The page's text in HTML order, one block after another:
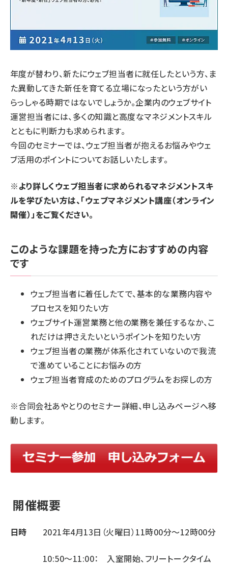
年度が替わり、新たにウェブ担当者に就任したという方、ま
た異動してきた新任を育てる立場になったという方がい
らっしゃる時期ではないでしょうか。企業内のウェブサイト
運営担当者には、多くの知識と高度なマネジメントスキル
とともに判断力も求められます。
今回のセミナーでは、ウェブ担当者が抱えるお悩みやウェ
ブ活用のポイントについてお話しいたします。
※より詳しくウェブ担当者に求められるマネジメントスキ
ルを学びたい方は、「ウェブマネジメント講座（オンライン
開催）」をご覧ください。
このような課題を持った方におすすめの内容
です
ウェブ担当者に着任したてで、基本的な業務内容や
プロセスを知りたい方
ウェブサイト運営業務と他の業務を兼任するなか、こ
れだけは押さえたいというポイントを知りたい方
ウェブ担当者の業務が体系化されていないので我流
で進めていることにお悩みの方
ウェブ担当者育成のためのプログラムをお探しの方
※合同会社あやとりのセミナー詳細、申し込みページへ移
動します。
開催概要
日時 2021年4月13日（火曜日）11時00分～12時00分
10:50～11:00： 入室開始、フリートークタイム